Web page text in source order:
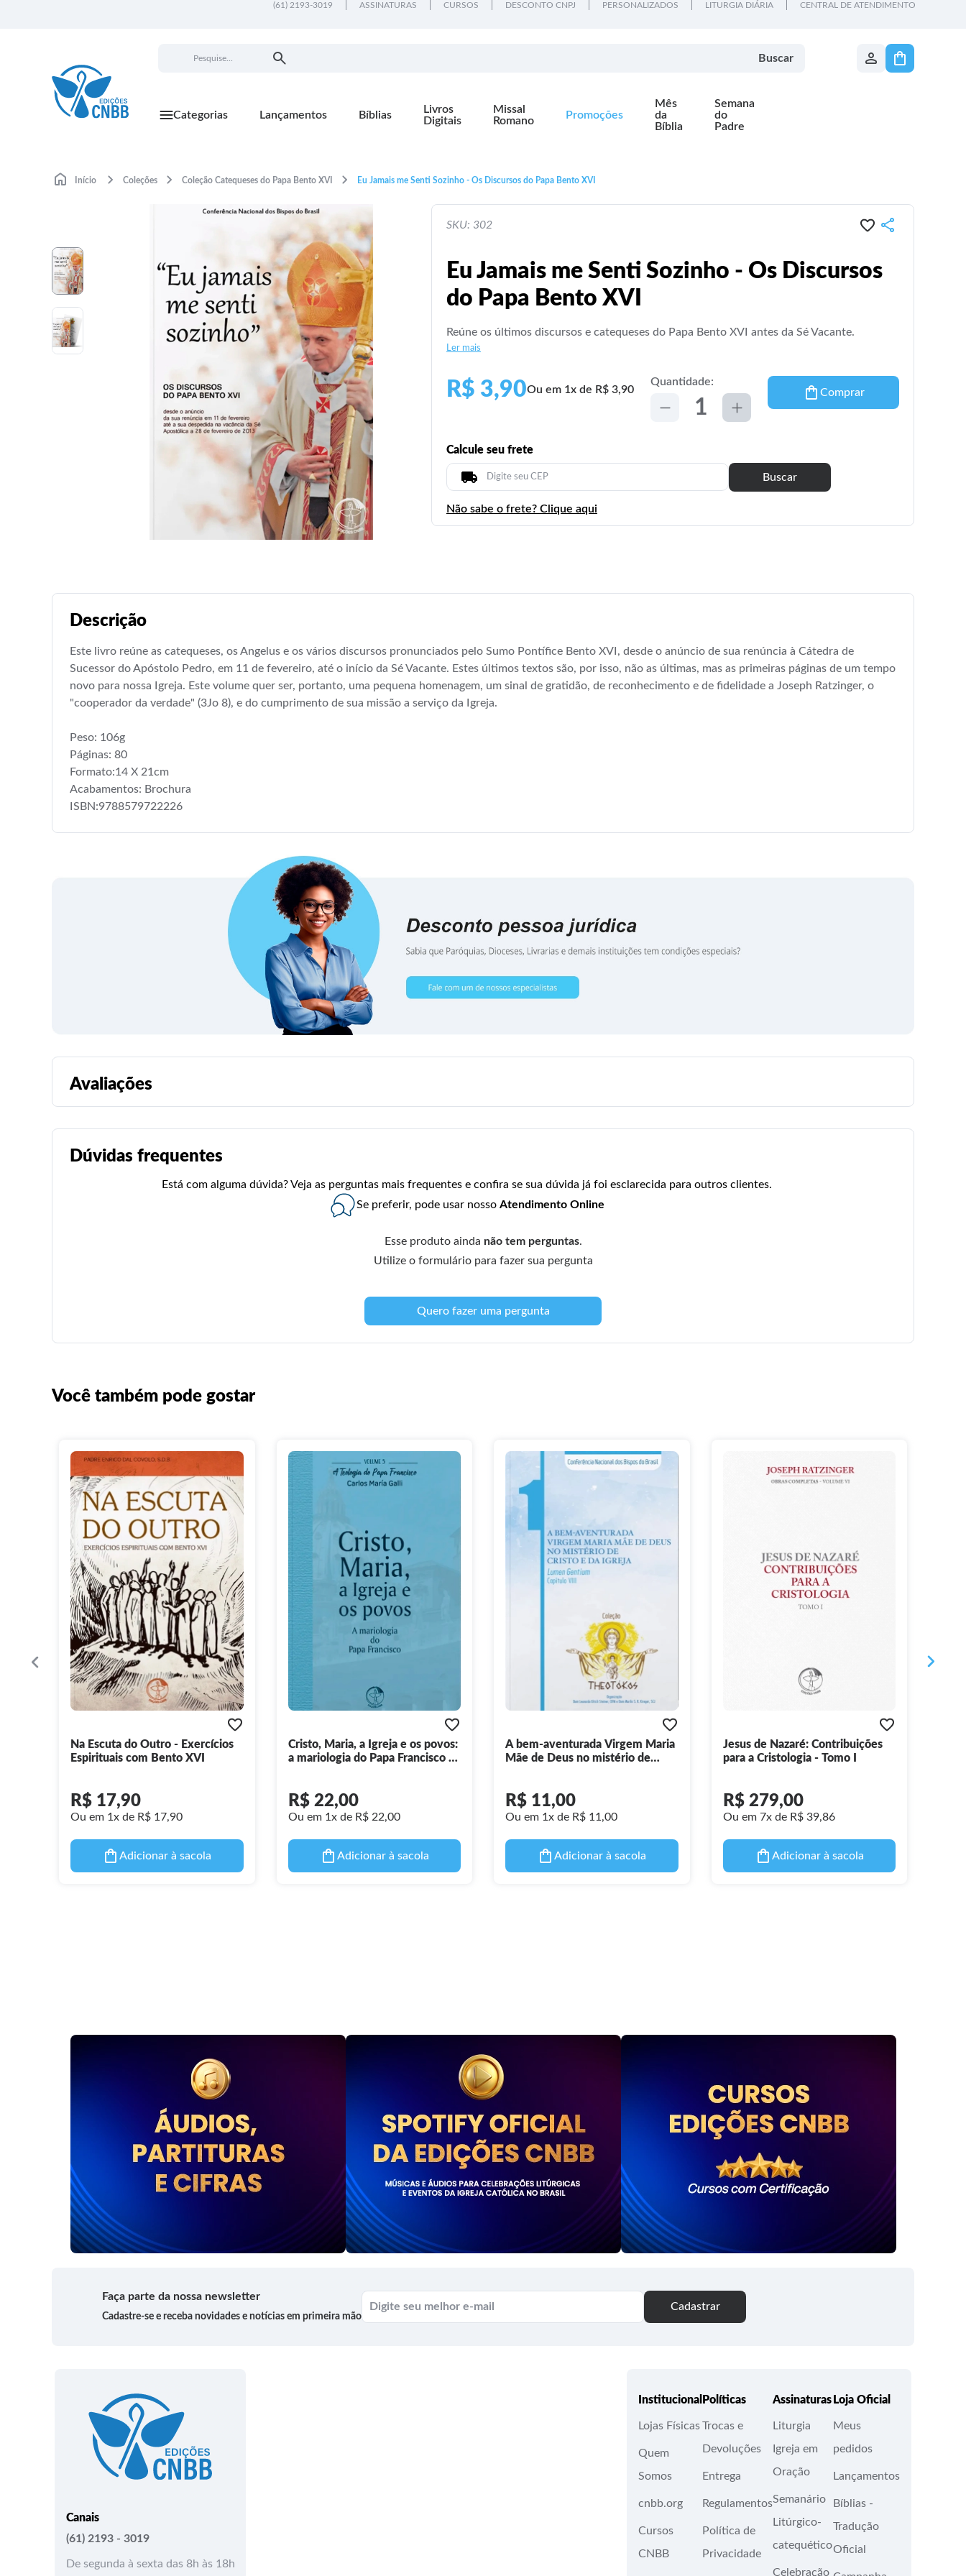
(61) 2193-3019 ASSINATURAS CURSOS DESCONTO CNPJ PERSONALIZADOS LITURGIA DIÁRIA CENTRAL DE ATENDIMENTO
Buscar
Categorias Lançamentos Bíblias
Livros
Digitais
Missal
Romano
Promoções
Mês
da
Bíblia
Semana
do
Padre
Início Coleções Coleção Catequeses do Papa Bento XVI Eu Jamais me Senti Sozinho - Os Discursos do Papa Bento XVI
SKU: 302
Eu Jamais me Senti Sozinho - Os Discursos
do Papa Bento XVI
Reúne os últimos discursos e catequeses do Papa Bento XVI antes da Sé Vacante.
Ler mais
R$ 3,90Ou em 1x de R$ 3,90
Quantidade:
Comprar
Calcule seu frete
Buscar
Não sabe o frete? Clique aqui
Descrição
Este livro reúne as catequeses, os Angelus e os vários discursos pronunciados pelo Sumo Pontífice Bento XVI, desde o anúncio de sua renúncia à Cátedra de
Sucessor do Apóstolo Pedro, em 11 de fevereiro, até o início da Sé Vacante. Estes últimos textos são, por isso, não as últimas, mas as primeiras páginas de um tempo
novo para nossa Igreja. Este volume quer ser, portanto, uma pequena homenagem, um sinal de gratidão, de reconhecimento e de fidelidade a Joseph Ratzinger, o
"cooperador da verdade" (3Jo 8), e do cumprimento de sua missão a serviço da Igreja.
Peso: 106g
Páginas: 80
Formato:14 X 21cm
Acabamentos: Brochura
ISBN:9788579722226
Avaliações
Dúvidas frequentes
Está com alguma dúvida? Veja as perguntas mais frequentes e confira se sua dúvida já foi esclarecida para outros clientes.
Se preferir, pode usar nosso Atendimento Online
Esse produto ainda não tem perguntas.
Utilize o formulário para fazer sua pergunta
Quero fazer uma pergunta
Você também pode gostar
Na Escuta do Outro - Exercícios
Espirituais com Bento XVI
R$ 17,90
Ou em 1x de R$ 17,90
Adicionar à sacola
Cristo, Maria, a Igreja e os povos:
a mariologia do Papa Francisco -
R$ 22,00
Ou em 1x de R$ 22,00
Adicionar à sacola
A bem-aventurada Virgem Maria
Mãe de Deus no mistério de
R$ 11,00
Ou em 1x de R$ 11,00
Adicionar à sacola
Jesus de Nazaré: Contribuições
para a Cristologia - Tomo I
R$ 279,00
Ou em 7x de R$ 39,86
Adicionar à sacola
Faça parte da nossa newsletter
Cadastre-se e receba novidades e notícias em primeira mão
Cadastrar
Canais
(61) 2193 - 3019
De segunda à sexta das 8h às 18h
Institucional
Lojas Físicas
Quem
Somos
cnbb.org
Cursos
CNBB
Políticas
Trocas e
Devoluções
Entrega
Regulamentos
Política de
Privacidade
Assinaturas
Liturgia
Igreja em
Oração
Semanário
Litúrgico-
catequético
Celebração
Loja Oficial
Meus
pedidos
Lançamentos
Bíblias -
Tradução
Oficial